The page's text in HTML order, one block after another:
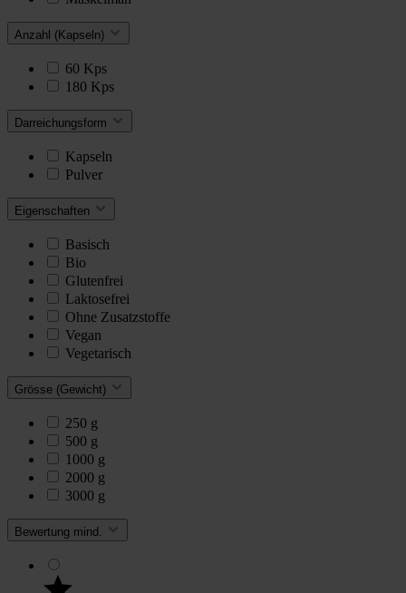
Anzahl (Kapseln)
60 Kps
180 Kps
Darreichungsform
Kapseln
Pulver
Eigenschaften
Basisch
Bio
Glutenfrei
Laktosefrei
Ohne Zusatzstoffe
Vegan
Vegetarisch
Grösse (Gewicht)
250 g
500 g
1000 g
2000 g
3000 g
Bewertung mind.